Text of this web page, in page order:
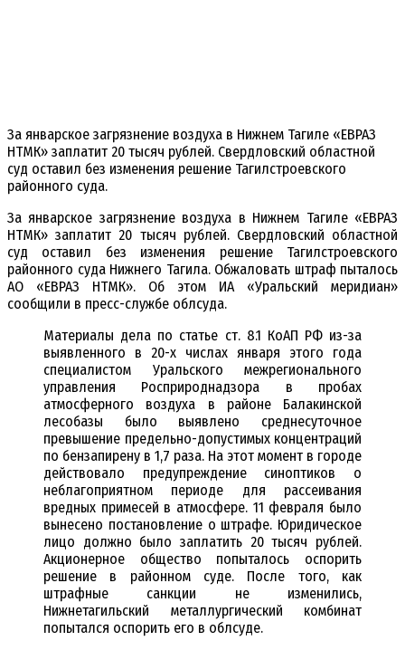
За январское загрязнение воздуха в Нижнем Тагиле «ЕВРАЗ
НТМК» заплатит 20 тысяч рублей. Свердловский областной
суд оставил без изменения решение Тагилстроевского
районного суда.
За январское загрязнение воздуха в Нижнем Тагиле «ЕВРАЗ
НТМК» заплатит 20 тысяч рублей. Свердловский областной
суд оставил без изменения решение Тагилстроевского
районного суда Нижнего Тагила. Обжаловать штраф пыталось
АО «ЕВРАЗ НТМК». Об этом ИА «Уральский меридиан»
сообщили в пресс-службе облсуда.
Материалы дела по статье ст. 8.1 КоАП РФ из-за
выявленного в 20-х числах января этого года
специалистом Уральского межрегионального
управления Росприроднадзора в пробах
атмосферного воздуха в районе Балакинской
лесобазы было выявлено среднесуточное
превышение предельно-допустимых концентраций
по бензапирену в 1,7 раза. На этот момент в городе
действовало предупреждение синоптиков о
неблагоприятном периоде для рассеивания
вредных примесей в атмосфере. 11 февраля было
вынесено постановление о штрафе. Юридическое
лицо должно было заплатить 20 тысяч рублей.
Акционерное общество попыталось оспорить
решение в районном суде. После того, как
штрафные санкции не изменились,
Нижнетагильский металлургический комбинат
попытался оспорить его в облсуде.